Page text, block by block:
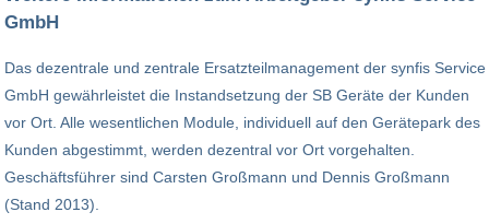
GmbH
Das dezentrale und zentrale Ersatzteilmanagement der synfis Service
GmbH gewährleistet die Instandsetzung der SB Geräte der Kunden
vor Ort. Alle wesentlichen Module, individuell auf den Gerätepark des
Kunden abgestimmt, werden dezentral vor Ort vorgehalten.
Geschäftsführer sind Carsten Großmann und Dennis Großmann
(Stand 2013).